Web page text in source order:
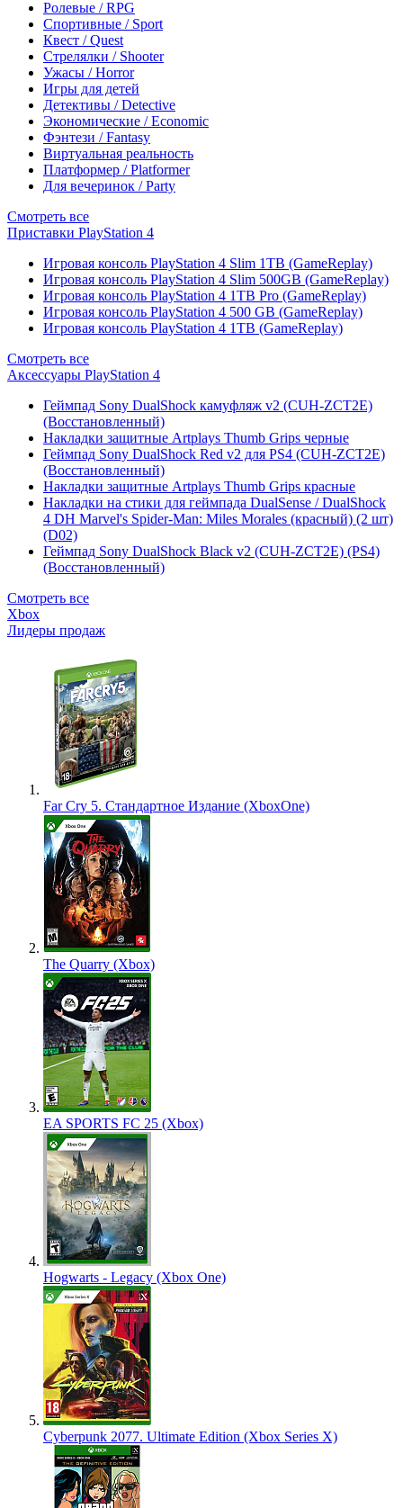
Ролевые / RPG
Спортивные / Sport
Квест / Quest
Стрелялки / Shooter
Ужасы / Horror
Игры для детей
Детективы / Detective
Экономические / Economic
Фэнтези / Fantasy
Виртуальная реальность
Платформер / Platformer
Для вечеринок / Party
Смотреть все
Приставки PlayStation 4
Игровая консоль PlayStation 4 Slim 1TB (GameReplay)
Игровая консоль PlayStation 4 Slim 500GB (GameReplay)
Игровая консоль PlayStation 4 1TB Pro (GameReplay)
Игровая консоль PlayStation 4 500 GB (GameReplay)
Игровая консоль PlayStation 4 1TB (GameReplay)
Смотреть все
Аксессуары PlayStation 4
Геймпад Sony DualShock камуфляж v2 (CUH-ZCT2E)
(Восстановленный)
Накладки защитные Artplays Thumb Grips черные
Геймпад Sony DualShock Red v2 для PS4 (CUH-ZCT2E)
(Восстановленный)
Накладки защитные Artplays Thumb Grips красные
Накладки на стики для геймпада DualSense / DualShock
4 DH Marvel's Spider-Man: Miles Morales (красный) (2 шт)
(D02)
Геймпад Sony DualShock Black v2 (CUH-ZCT2E) (PS4)
(Восстановленный)
Смотреть все
Xbox
Лидеры продаж
Far Cry 5. Стандартное Издание (XboxOne)
The Quarry (Xbox)
EA SPORTS FC 25 (Xbox)
Hogwarts - Legacy (Xbox One)
Cyberpunk 2077. Ultimate Edition (Xbox Series X)